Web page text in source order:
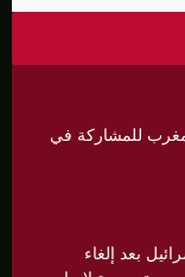
للمشاركة في
بعد إلغاء